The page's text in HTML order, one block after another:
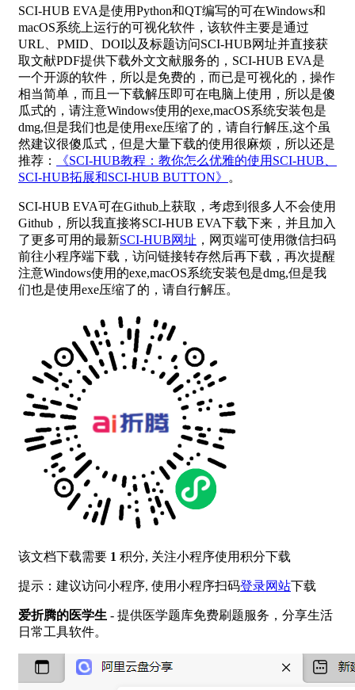
SCI-HUB EVA是使用Python和QT编写的可在Windows和
macOS系统上运行的可视化软件，该软件主要是通过
URL、PMID、DOI以及标题访问SCI-HUB网址并直接获
取文献PDF提供下载外文文献服务的，SCI-HUB EVA是
一个开源的软件，所以是免费的，而已是可视化的，操作
相当简单，而且一下载解压即可在电脑上使用，所以是傻
瓜式的，请注意Windows使用的exe,macOS系统安装包是
dmg,但是我们也是使用exe压缩了的，请自行解压,这个虽
然建议很傻瓜式，但是大量下载的使用很麻烦，所以还是
推荐：
《SCI-HUB教程：教你怎么优雅的使用SCI-HUB、
SCI-HUB拓展和SCI-HUB BUTTON》
。
SCI-HUB EVA可在Github上获取，考虑到很多人不会使用
Github，所以我直接将SCI-HUB EVA下载下来，并且加入
了更多可用的最新SCI-HUB网址 ，网页端可使用微信扫码
前往小程序端下载，访问链接转存然后再下载，再次提醒
注意Windows使用的exe,macOS系统安装包是dmg,但是我
们也是使用exe压缩了的，请自行解压。
该文档下载需要 1 积分, 关注小程序使用积分下载
提示：建议访问小程序, 使用小程序扫码登录网站下载
爱折腾的医学生 - 提供医学题库免费刷题服务，分享生活
日常工具软件。